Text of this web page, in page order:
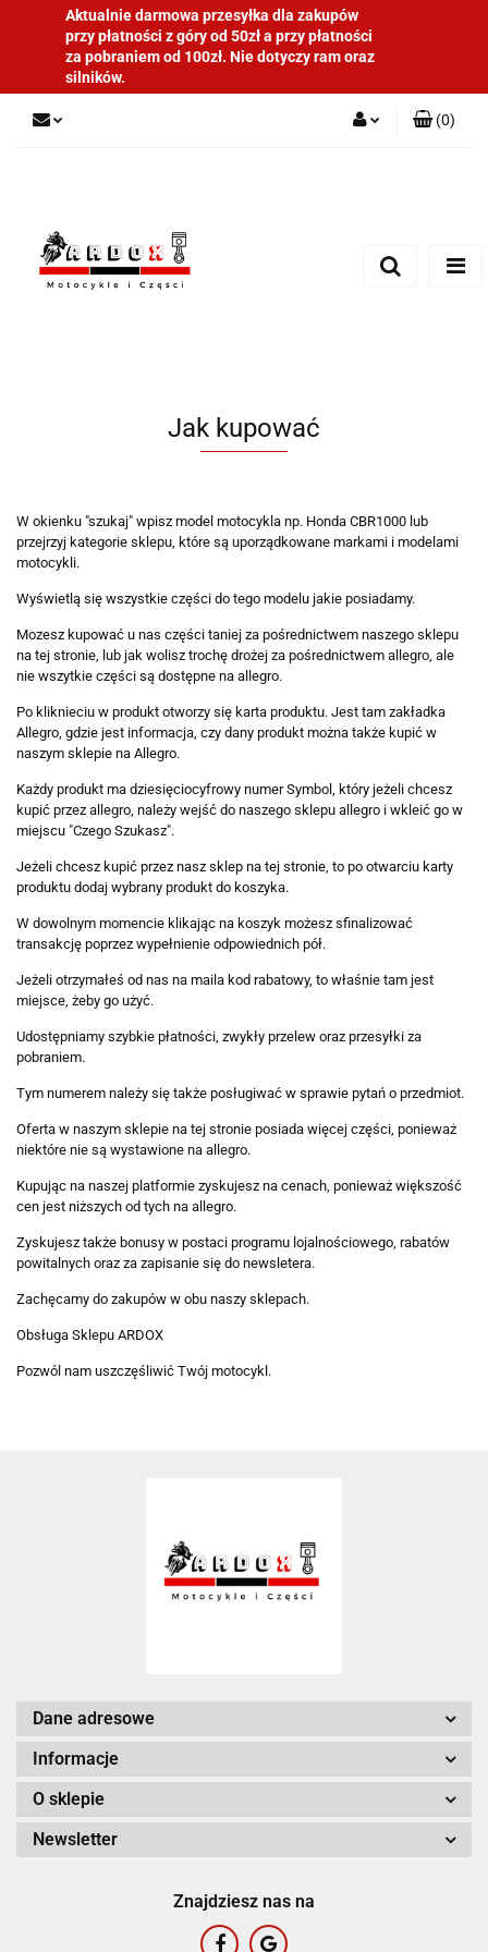
Aktualnie darmowa przesyłka dla zakupów
przy płatności z góry od 50zł a przy płatności
za pobraniem od 100zł. Nie dotyczy ram oraz
silników.
(0)
Jak kupować
W okienku "szukaj" wpisz model motocykla np. Honda CBR1000 lub
przejrzyj kategorie sklepu, które są uporządkowane markami i modelami
motocykli.
Wyświetlą się wszystkie części do tego modelu jakie posiadamy.
Mozesz kupować u nas części taniej za pośrednictwem naszego sklepu
na tej stronie, lub jak wolisz trochę drożej za pośrednictwem allegro, ale
nie wszytkie części są dostępne na allegro.
Po kliknieciu w produkt otworzy się karta produktu. Jest tam zakładka
Allegro, gdzie jest informacja, czy dany produkt można także kupić w
naszym sklepie na Allegro.
Każdy produkt ma dziesięciocyfrowy numer Symbol, który jeżeli chcesz
kupić przez allegro, należy wejść do naszego sklepu allegro i wkleić go w
miejscu "Czego Szukasz".
Jeżeli chcesz kupić przez nasz sklep na tej stronie, to po otwarciu karty
produktu dodaj wybrany produkt do koszyka.
W dowolnym momencie klikając na koszyk możesz sfinalizować
transakcję poprzez wypełnienie odpowiednich pół.
Jeżeli otrzymałeś od nas na maila kod rabatowy, to właśnie tam jest
miejsce, żeby go użyć.
Udostępniamy szybkie płatności, zwykły przelew oraz przesyłki za
pobraniem.
Tym numerem należy się także posługiwać w sprawie pytań o przedmiot.
Oferta w naszym sklepie na tej stronie posiada więcej części, ponieważ
niektóre nie są wystawione na allegro.
Kupując na naszej platformie zyskujesz na cenach, ponieważ większość
cen jest niższych od tych na allegro.
Zyskujesz także bonusy w postaci programu lojalnościowego, rabatów
powitalnych oraz za zapisanie się do newsletera.
Zachęcamy do zakupów w obu naszy sklepach.
Obsługa Sklepu ARDOX
Pozwól nam uszczęśliwić Twój motocykl.
Dane adresowe
Informacje
O sklepie
Newsletter
Znajdziesz nas na